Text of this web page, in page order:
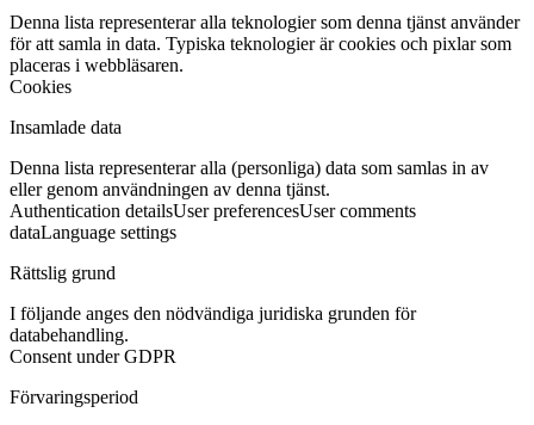
Denna lista representerar alla teknologier som denna tjänst använder
för att samla in data. Typiska teknologier är cookies och pixlar som
placeras i webbläsaren.
Cookies
Insamlade data
Denna lista representerar alla (personliga) data som samlas in av
eller genom användningen av denna tjänst.
Authentication detailsUser preferencesUser comments
dataLanguage settings
Rättslig grund
I följande anges den nödvändiga juridiska grunden för
databehandling.
Consent under GDPR
Förvaringsperiod